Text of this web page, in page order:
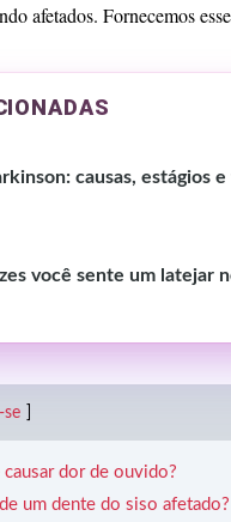
afetados. Fornecemos
causas, estágios
você sente um latejar
se
dor de ouvido?
um dente do siso afetado?